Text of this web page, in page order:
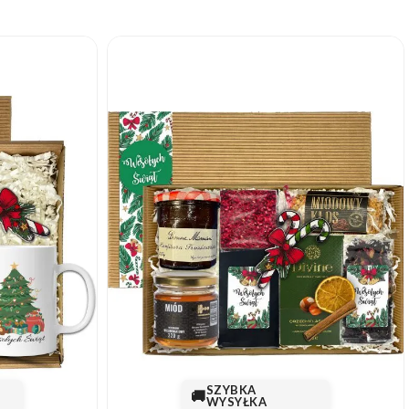
🚚SZYBKA
WYSYŁKA